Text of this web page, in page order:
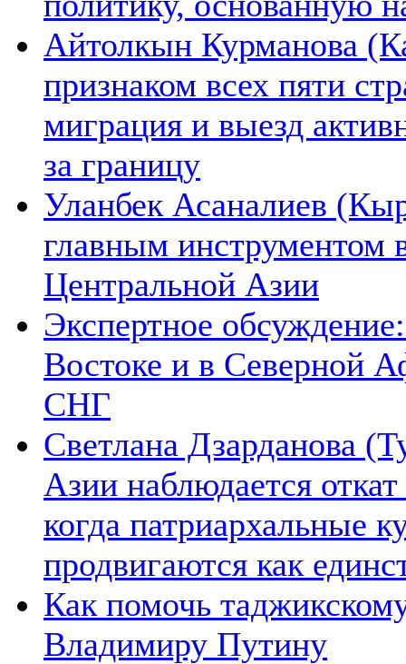
Айтолкын Курманова
признаком всех пяти
миграция и выезд
за границу
Уланбек Асаналиев
главным инструментом
Центральной Азии
Экспертное
Востоке и в Северной
СНГ
Светлана Дзарданова
Азии наблюдается
когда патриархальные
продвигаются как
Как помочь
Владимиру Путину